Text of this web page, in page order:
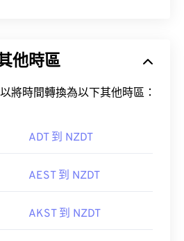
他時區
將時間轉換為以下其他時區：
ADT 到 NZDT
AEST 到 NZDT
AKST 到 NZDT